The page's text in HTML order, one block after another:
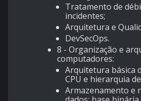
Tratamento de
incidentes;
Arquitetura e
DevSecOps.
8 - Organização e
computadores:
Arquitetura básica
CPU e hierarquia
Armazenamento e